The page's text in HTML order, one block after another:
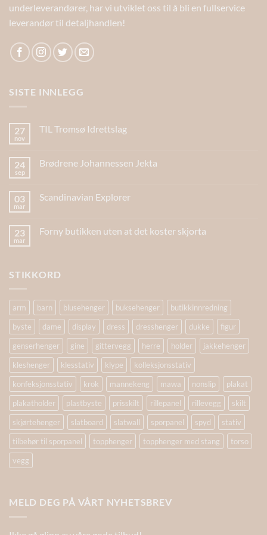
underleverandører, har vi utviklet oss til å bli en fullservice
leverandør til detaljhandlen!
SISTE INNLEGG
27
nov
TIL Tromsø Idrettslag
24
sep
Brødrene Johannessen Jekta
03
mar
Scandinavian Explorer
23
mar
Forny butikken uten at det koster skjorta
STIKKORD
arm barn blusehenger buksehenger
butikkinnredning
byste
dame display dress dresshenger dukke
figur
genserhenger
gine gittervegg herre holder
jakkehenger
kleshenger
klesstativ klype
kolleksjonsstativ
konfeksjonsstativ
krok mannekeng mawa nonslip
plakat
plakatholder
plastbyste prisskilt rillepanel rillevegg
skilt
skjørtehenger
slatboard slatwall sporpanel spyd
stativ
tilbehør til sporpanel
topphenger topphenger med stang
torso
vegg
MELD DEG PÅ VÅRT NYHETSBREV